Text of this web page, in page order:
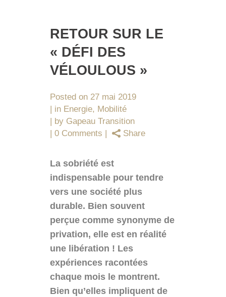
RETOUR SUR LE
« DÉFI DES
VÉLOULOUS »
Posted on 27 mai 2019
in Energie, Mobilité
by Gapeau Transition
0 Comments
Share
La sobriété est
indispensable pour tendre
vers une société plus
durable. Bien souvent
perçue comme synonyme de
privation, elle est en réalité
une libération ! Les
expériences racontées
chaque mois le montrent.
Bien qu’elles impliquent de